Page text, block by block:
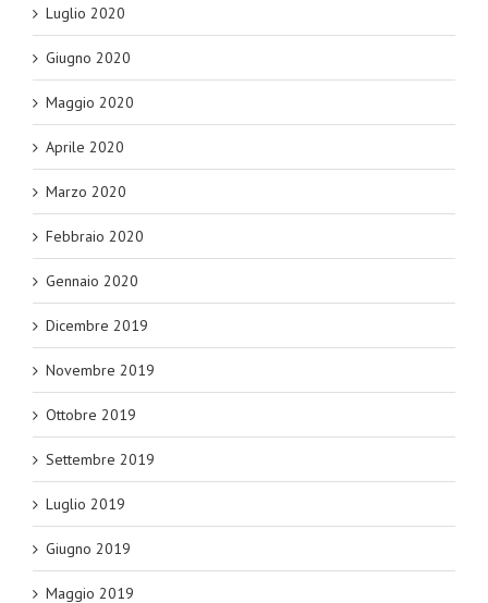
Luglio 2020
Giugno 2020
Maggio 2020
Aprile 2020
Marzo 2020
Febbraio 2020
Gennaio 2020
Dicembre 2019
Novembre 2019
Ottobre 2019
Settembre 2019
Luglio 2019
Giugno 2019
Maggio 2019